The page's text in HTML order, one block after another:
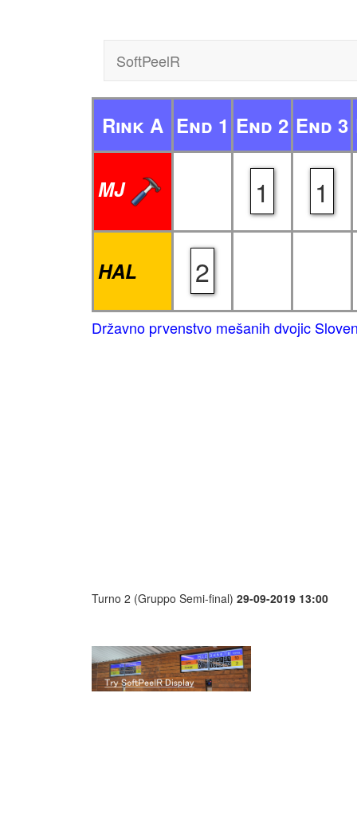
SoftPeelR
Rink A End 1 End 2 End 3
MJ 1 1
HAL 2
Državno prvenstvo mešanih dvojic
Turno 2 (Gruppo Semi-final) 29-09-2019 13:00